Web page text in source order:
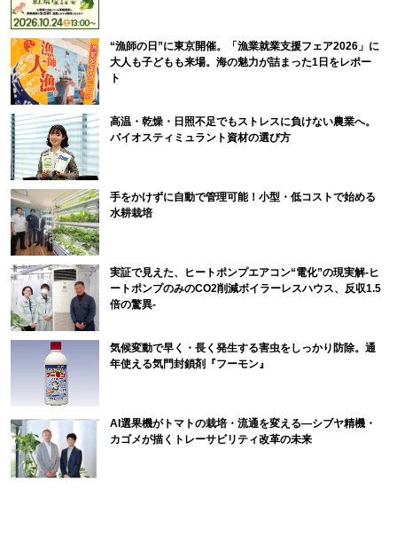
“漁師の日”に東京開催。「漁業就業支援フェア2026」に
大人も子どもも来場。海の魅力が詰まった1日をレポー
ト
高温・乾燥・日照不足でもストレスに負けない農業へ。
バイオスティミュラント資材の選び方
手をかけずに自動で管理可能！小型・低コストで始める
水耕栽培
実証で見えた、ヒートポンプエアコン“電化”の現実解-ヒ
ートポンプのみのCO2削減ボイラーレスハウス、反収1.5
倍の驚異-
気候変動で早く・長く発生する害虫をしっかり防除。通
年使える気門封鎖剤『フーモン』
AI選果機がトマトの栽培・流通を変える―シブヤ精機・
カゴメが描くトレーサビリティ改革の未来